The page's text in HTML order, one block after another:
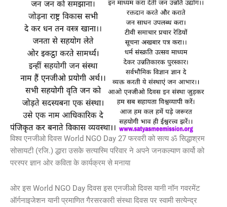
विश्व एनजीओ दिवस World NGO Day 27 फरवरी को सत्य ॐ सिद्धाश्रम
सोसायटी (रजि.) द्धारा उसके सत्यास्मि परिवार ने अपने जनकल्याण कार्यो को
परस्पर ज्ञान ओर कविता के कार्यक्रम से मनाया
ओर इस World NGO Day दिवस इस एनजीओ दिवस यानी नॉन गवरमेंट
ऑर्गनाइजेशन यानी प्रमाणित गैरसरकारी संस्था दिवस पर स्वामी सत्येन्द्र